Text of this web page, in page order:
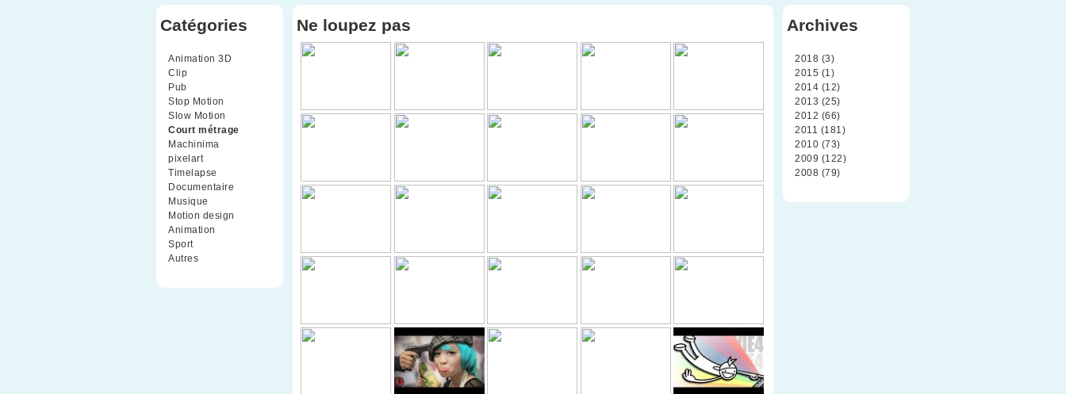
Catégories
Animation 3D
Clip
Pub
Stop Motion
Slow Motion
Court métrage
Machinima
pixelart(10)
Timelapse
Documentaire
Musique
Motion design
Animation
Sport(2)
Autres
Ne loupez pas Archives
2018 (3)
2015 (1)
2014 (12)
2013 (25)
2012 (66)
2011 (181)
2010 (73)
2009 (122)
2008 (79)